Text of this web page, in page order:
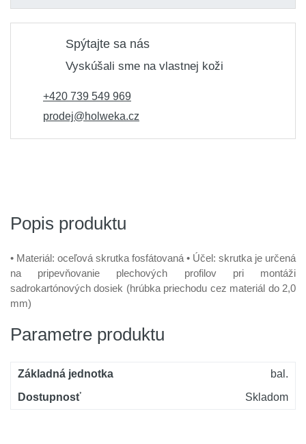
Spýtajte sa nás
Vyskúšali sme na vlastnej koži
+420 739 549 969
prodej@holweka.cz
Popis produktu
• Materiál: oceľová skrutka fosfátovaná • Účel: skrutka je určená
na pripevňovanie plechových profilov pri montáži
sadrokartónových dosiek (hrúbka priechodu cez materiál do 2,0
mm)
Parametre produktu
Základná jednotka
bal.
Dostupnosť
Skladom